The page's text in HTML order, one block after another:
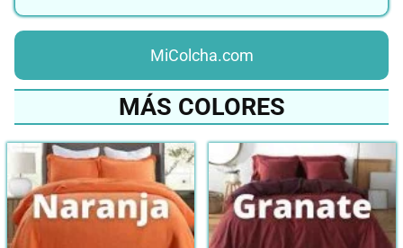
MiColcha.com
MÁS COLORES